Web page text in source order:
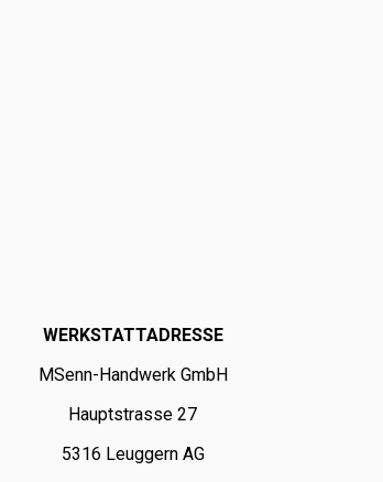
WERKSTATTADRESSE
MSenn-Handwerk GmbH
Hauptstrasse 27
5316 Leuggern AG